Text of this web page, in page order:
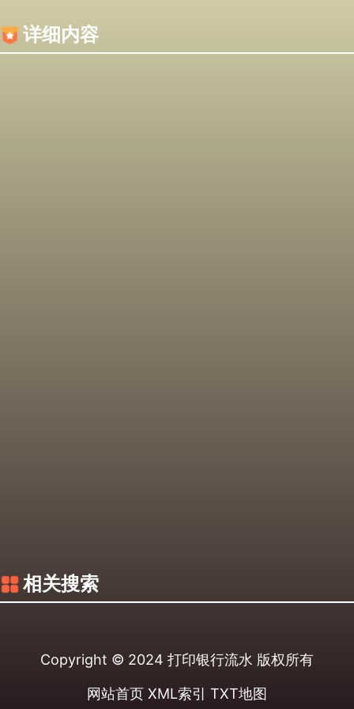
详细内容
相关搜索
Copyright © 2024 打印银行流水 版权所有
网站首页 XML索引 TXT地图